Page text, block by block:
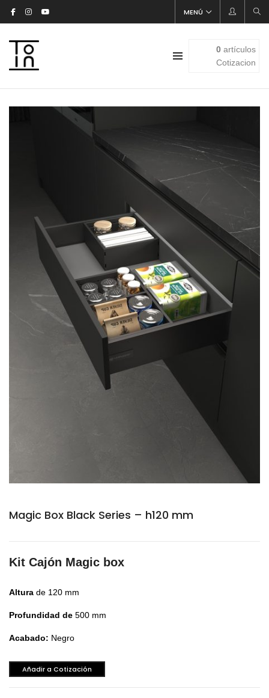
MENÚ
0artículos
Cotizacion
Magic Box Black Series – h120 mm
Kit Cajón Magic box
Altura de 120 mm
Profundidad de 500 mm
Acabado: Negro
Añadir a Cotización